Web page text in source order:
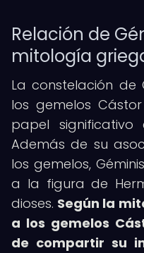
Relación de
mitología
La constelación de
los gemelos
papel
Además de su
los gemelos,
a la figura de
dioses. Según la
a los gemelos
de compartir su